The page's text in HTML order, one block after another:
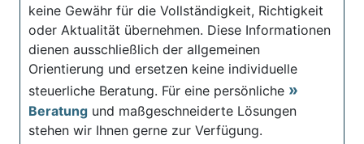
keine Gewähr für die Vollständigkeit, Richtigkeit
oder Aktualität übernehmen. Diese Informationen
dienen ausschließlich der allgemeinen
Orientierung und ersetzen keine individuelle
steuerliche Beratung. Für eine persönliche
Beratung und maßgeschneiderte Lösungen
stehen wir Ihnen gerne zur Verfügung.